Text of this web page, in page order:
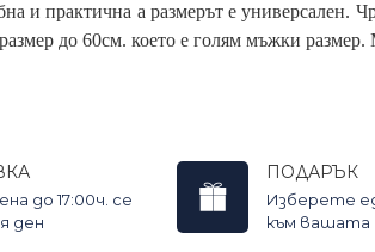
и практична а размерът е универсален.
до 60см. което е голям мъжки
до 17:00ч. се
ден
ПОДАРЪК
Изберете
към вашата